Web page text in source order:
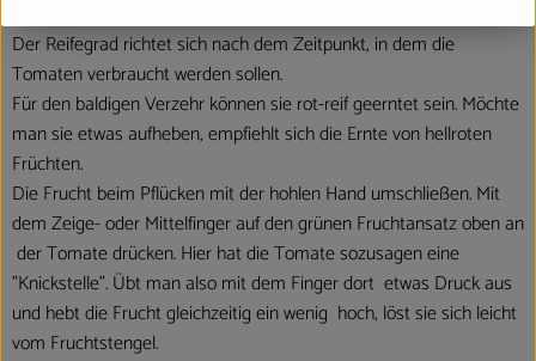
Der Reifegrad richtet sich nach dem Zeitpunkt, in dem die
Tomaten verbraucht werden sollen.
Für den baldigen Verzehr können sie rot-reif geerntet sein. Möchte
man sie etwas aufheben, empfiehlt sich die Ernte von hellroten
Früchten.
Die Frucht beim Pflücken mit der hohlen Hand umschließen. Mit
dem Zeige- oder Mittelfinger auf den grünen Fruchtansatz oben an
der Tomate drücken. Hier hat die Tomate sozusagen eine
"Knickstelle". Übt man also mit dem Finger dort etwas Druck aus
und hebt die Frucht gleichzeitig ein wenig hoch, löst sie sich leicht
vom Fruchtstengel.